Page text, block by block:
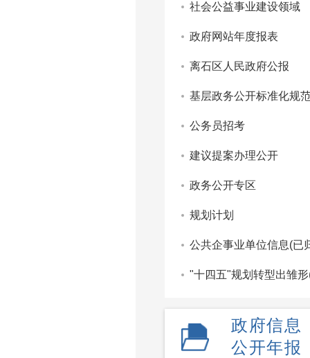
社会公益事业建设领域
政府网站年度报表
离石区人民政府公报
基层政务公开标准化规
公务员招考
建议提案办理公开
政务公开专区
规划计划
公共企事业单位信息(已
"十四五"规划转型出雏
政府信息
公开年报